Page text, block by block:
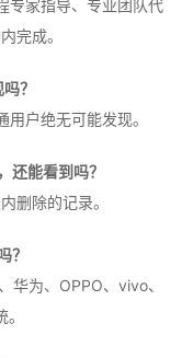
专家指导、专业团队代
完成。
？
户绝无可能发现。
还能看到吗？
删除的记录。
？
华为、OPPO、vivo、